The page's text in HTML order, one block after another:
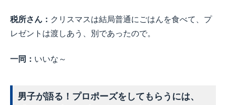
税所さん： クリスマスは結局普通にごはんを食べて、プ
レゼントは渡しあう、別であったので。
一同： いいな～
男子が語る！プロポーズをしてもらうには、